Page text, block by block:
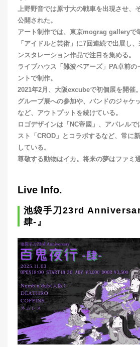
上野野音では原寸大の戦車を出現させ、
公開された。
アート制作では、東京mograg galleryで
「アイドルと芸術」に7回連続で出展し
ンスタレーション作品で注目を集める。
ライブハウス「難波ベアーズ」PA卓前の
ントで制作。
2021年2月、大阪excubeで初個展を開催。
グループ展への参加や、バンドのジャケ
など、アウトプットを続けている。
ロゴデザインは「NC帝國」、アパレルで
スト「CROD」とコラボするなど、常に
している。
尊敬する動物はイカ。将来の夢はファミ
Live Info.
池袋手刀23rd
肆-』